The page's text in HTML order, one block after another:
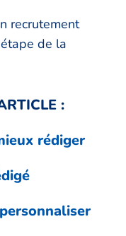
recrutement
de la
:
rédiger